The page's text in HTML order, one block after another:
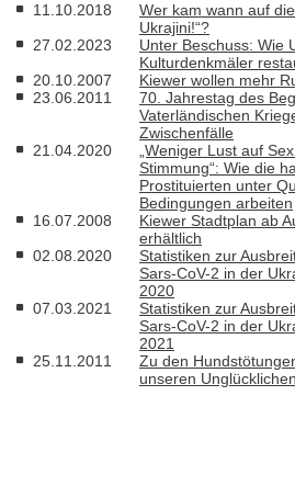
11.10.2018
Wer kam wann auf
Ukrajini!“?
27.02.2023
Unter Beschuss: Wie
Kulturdenkmäler
20.10.2007
Kiewer wollen mehr
23.06.2011
70. Jahrestag des
Vaterländischen
Zwischenfälle
21.04.2020
„Weniger Lust auf
Stimmung“: Wie die
Prostituierten unter
Bedingungen arbeiten
16.07.2008
Kiewer Stadtplan ab
erhältlich
02.08.2020
Statistiken zur
Sars-CoV-2 in der
2020
07.03.2021
Statistiken zur
Sars-CoV-2 in der
2021
25.11.2011
Zu den
unseren